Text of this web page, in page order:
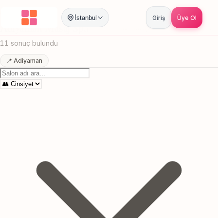
İstanbul Giriş Üye Ol
Anasayfa / Adiyaman Masaj Spa
Adiyaman Masaj Spa
11 sonuç bulundu
📍 Adiyaman
Canlı sonuçlar Online randevu